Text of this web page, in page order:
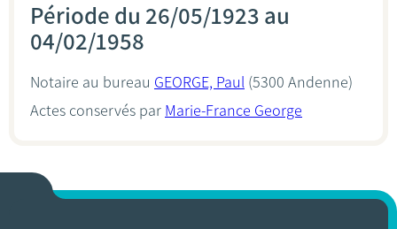
Période du 26/05/1923 au
04/02/1958
Notaire au bureau GEORGE, Paul (5300 Andenne)
Actes conservés par Marie-France George